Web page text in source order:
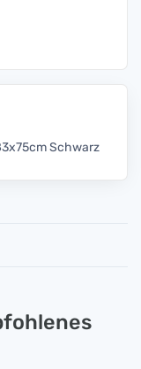
Schwarz